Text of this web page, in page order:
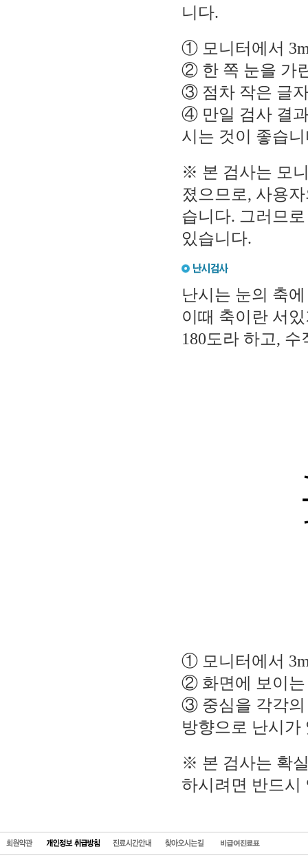
니다.
① 모니터에서
② 한 쪽 눈을 가
③ 점차 작은 글
④ 만일 검사 결
시는 것이 좋습
※ 본 검사는 모
졌으므로, 사용
습니다. 그러므
있습니다.
난시는 눈의 축
이때 축이란 서
180도라 하고,
① 모니터에서
② 화면에 보이는
③ 중심을 각각의
방향으로 난시가
※ 본 검사는 확
하시려면 반드시